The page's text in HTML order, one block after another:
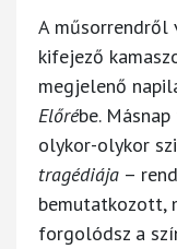
A
kifejező
megjelenő
Előrébe.
olykor-olykor
tragédiája –
bemutatkozott,
forgolódsz a